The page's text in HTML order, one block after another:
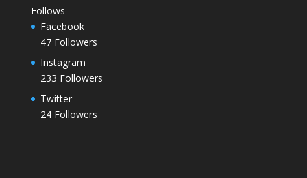
Follows
Facebook
47 Followers
Instagram
233 Followers
Twitter
24 Followers